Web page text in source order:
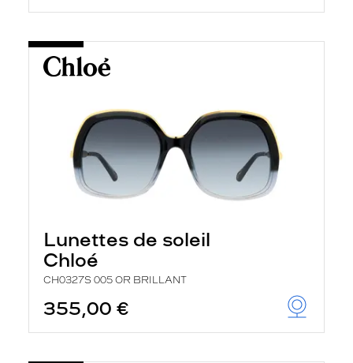
Lunettes de soleil
Chloé
CH0327S 005 OR BRILLANT
355,00 €